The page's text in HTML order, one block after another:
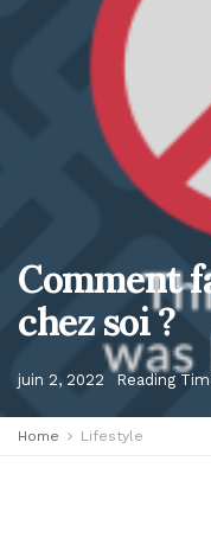
Comment
chez soi ?
juin 2, 2022 Reading
Home Lifestyle